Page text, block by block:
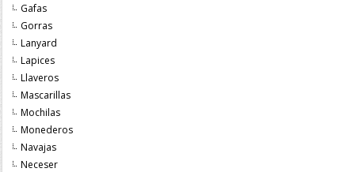
Gafas
Gorras
Lanyard
Lapices
Llaveros
Mascarillas
Mochilas
Monederos
Navajas
Neceser